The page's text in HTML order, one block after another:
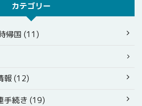
カテゴリー
帰国 (11)
報 (12)
手続き (19)